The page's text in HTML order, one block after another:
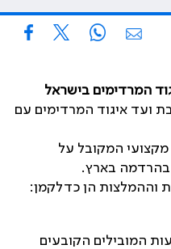
המרדימים בישראל
ועד איגוד המרדימים עם
המקובל על
בהרדמה בארץ.
וההמלצות הן כדלקמן:
המובילים הקובעים